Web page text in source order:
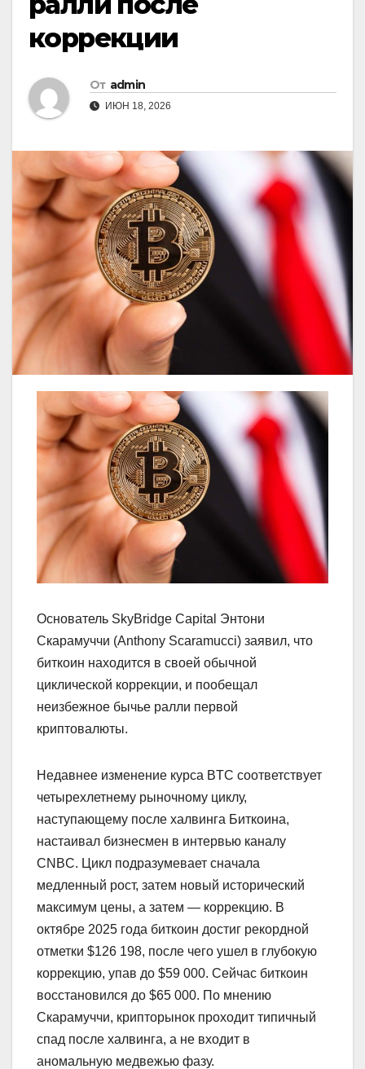
коррекции
От admin
ИЮН 18, 2026
Основатель SkyBridge Capital Энтони
Скарамуччи (Anthony Scaramucci) заявил, что
биткоин находится в своей обычной
циклической коррекции, и пообещал
неизбежное бычье ралли первой
криптовалюты.
Недавнее изменение курса BTC соответствует
четырехлетнему рыночному циклу,
наступающему после халвинга Биткоина,
настаивал бизнесмен в интервью каналу
CNBC. Цикл подразумевает сначала
медленный рост, затем новый исторический
максимум цены, а затем — коррекцию. В
октябре 2025 года биткоин достиг рекордной
отметки $126 198, после чего ушел в глубокую
коррекцию, упав до $59 000. Сейчас биткоин
восстановился до $65 000. По мнению
Скарамуччи, крипторынок проходит типичный
спад после халвинга, а не входит в
аномальную медвежью фазу.